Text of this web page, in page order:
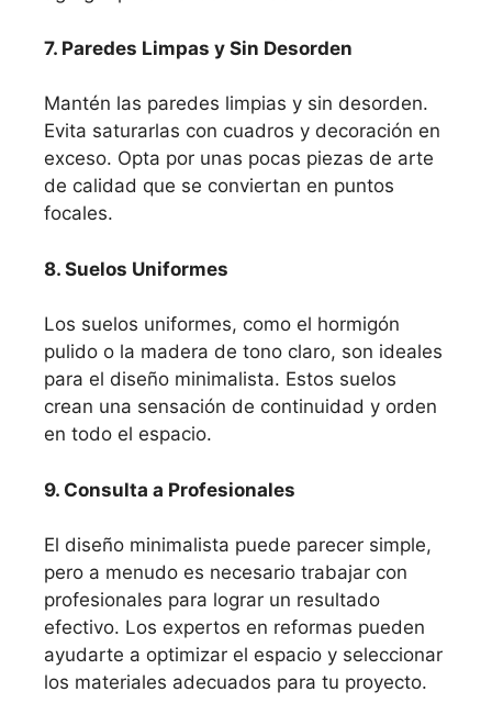
7. Paredes Limpas y Sin Desorden
Mantén las paredes limpias y sin desorden.
Evita saturarlas con cuadros y decoración en
exceso. Opta por unas pocas piezas de arte
de calidad que se conviertan en puntos
focales.
8. Suelos Uniformes
Los suelos uniformes, como el hormigón
pulido o la madera de tono claro, son ideales
para el diseño minimalista. Estos suelos
crean una sensación de continuidad y orden
en todo el espacio.
9. Consulta a Profesionales
El diseño minimalista puede parecer simple,
pero a menudo es necesario trabajar con
profesionales para lograr un resultado
efectivo. Los expertos en reformas pueden
ayudarte a optimizar el espacio y seleccionar
los materiales adecuados para tu proyecto.